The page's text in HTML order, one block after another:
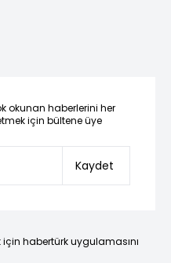
okunan haberlerini her
için bültene üye
Kaydet
habertürk uygulamasını